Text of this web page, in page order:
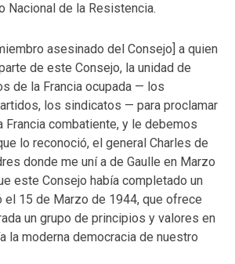
Nacional de la Resistencia.
asesinado del Consejo] a quien
de este Consejo, la unidad de
de la Francia ocupada — los
los sindicatos — para proclamar
Francia combatiente, y le debemos
lo reconoció, el general Charles de
donde me uní a de Gaulle en Marzo
este Consejo había completado un
el 15 de Marzo de 1944, que ofrece
un grupo de principios y valores en
la moderna democracia de nuestro